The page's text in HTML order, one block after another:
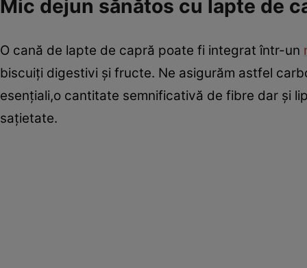
Mic dejun sănătos cu lapte de
O cană de lapte de capră poate fi integrat într-un
biscuiţi digestivi şi fructe. Ne asigurăm astfel
esenţiali,o cantitate semnificativă de fibre dar şi
saţietate.